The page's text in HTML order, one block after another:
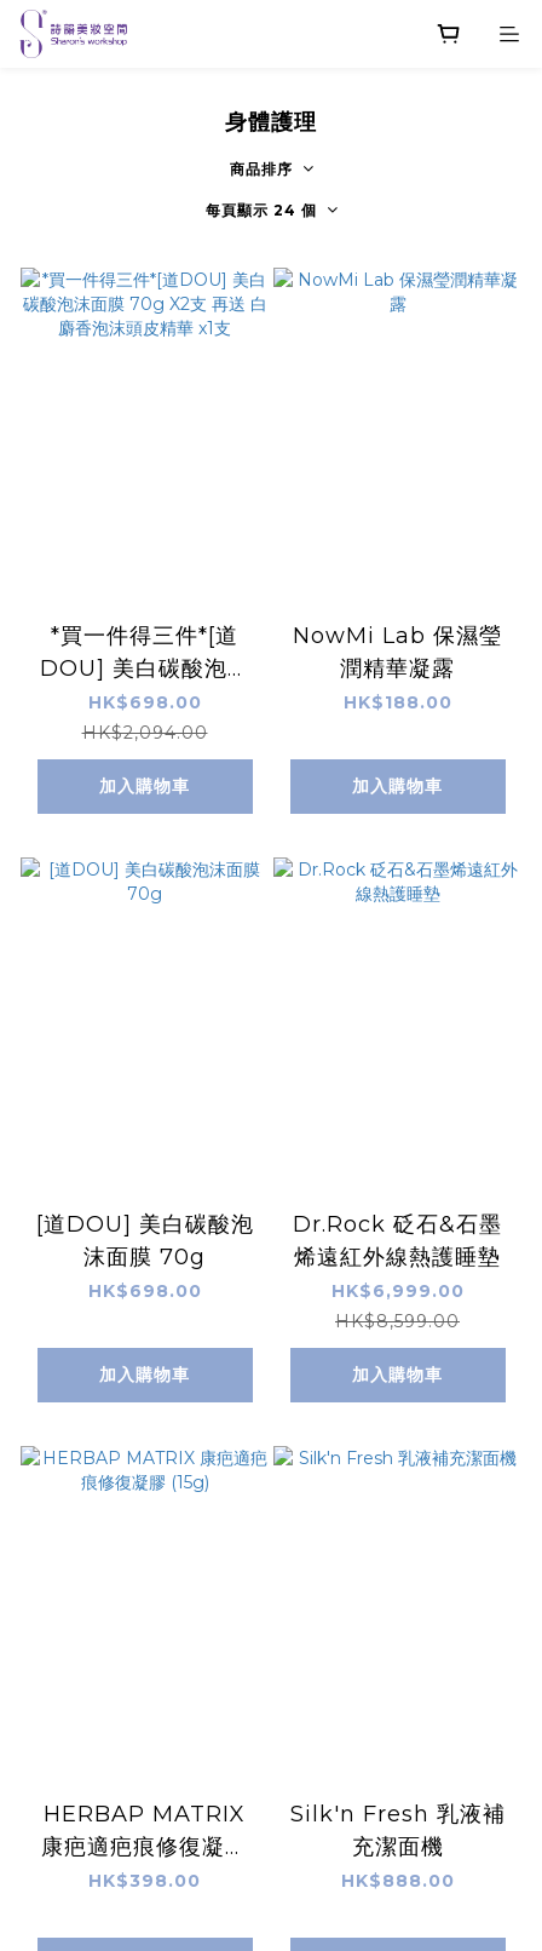
身體護理
商品排序
每頁顯示 24 個
*買一件得三件*[道
DOU] 美白碳酸泡沫
面膜 70g X2支 再送
白麝香泡沫頭皮精華
x1支
HK$698.00
HK$2,094.00
加入購物車
NowMi Lab 保濕瑩
潤精華凝露
HK$188.00
加入購物車
[道DOU] 美白碳酸泡
沫面膜 70g
HK$698.00
加入購物車
Dr.Rock 砭石&石墨
烯遠紅外線熱護睡墊
HK$6,999.00
HK$8,599.00
加入購物車
HERBAP MATRIX
康疤適疤痕修復凝膠
(15g)
HK$398.00
Silk'n Fresh 乳液補
充潔面機
HK$888.00